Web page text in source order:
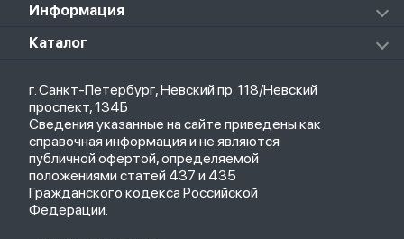
Роботы-пылесосы
Стилусы
Товары для детей
Саундбары
Мониторы
ТВ-приставки
Аксессуары к пылесосам и швабрам
Чехлы
Рюкзаки
Кабели
Зарядные устройства
Информация
О магазине
Политика конфиденциальности
Оплата и доставка
Партнерская программа
Гарантия
Обмен и возврат
Бонусы
Trade-in
Каталог
Новые поступления
Популярное
Акции
г. Санкт-Петербург, Невский пр. 118/Невский
проспект, 134Б
Сведения указанные на сайте приведены как
справочная информация и не являются
публичной офертой, определяемой
положениями статей 437 и 435
Гражданского кодекса Российской
Федерации.